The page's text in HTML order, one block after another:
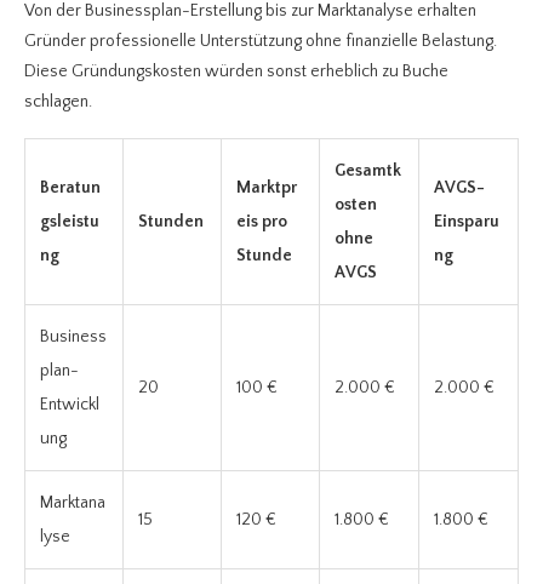
Von der Businessplan-Erstellung bis zur Marktanalyse erhalten
Gründer professionelle Unterstützung ohne finanzielle Belastung.
Diese Gründungskosten würden sonst erheblich zu Buche
schlagen.
Beratun
gsleistu
ng
Stunden
Marktpr
eis pro
Stunde
Gesamtk
osten
ohne
AVGS
AVGS-
Einsparu
ng
Business
plan-
Entwickl
ung
20 100 € 2.000 € 2.000 €
Marktana
lyse
15 120 € 1.800 € 1.800 €